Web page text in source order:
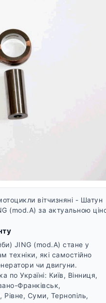
вітчизняні - Шатун
(mod.A) за актуальною
JING (mod.A) стане у
техніки, які самостійно
чи двигуни.
по Україні: Київ, Вінниця,
Франківськ,
Суми, Тернопіль,